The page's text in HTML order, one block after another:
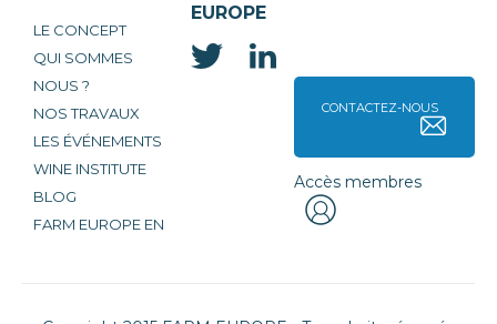
LE CONCEPT
QUI SOMMES
NOUS ?
NOS TRAVAUX
LES ÉVÉNEMENTS
WINE INSTITUTE
BLOG
FARM EUROPE EN
EUROPE
CONTACTEZ-NOUS
Accès membres